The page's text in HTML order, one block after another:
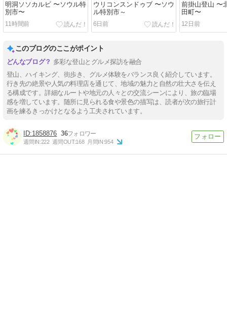
明洞ソソカルビ 〜ソウル特
別市〜
11時間前
ウリコンスンドゥブ 〜ソウ
ル特別市～
6日前
前掛山登山 〜
田町〜
12日前
このブログのここがポイント
多彩な登山とグルメ探訪を融合
登山、ハイキング、街歩き、グルメ体験をバランス良く紹介しています。
行き先の絶景や人気の料理店を通じて、地域の魅力と自然の壮大さを伝え
る構成です。詳細なルートや地元の人々との交流シーンにより、旅の臨場
感を増しています。随所に見られる食や景色の描写は、読者が次の旅行計
画を練るきっかけとなるよう工夫されています。
1858876 36
週間IN:222 週間OUT:168 月間IN:954